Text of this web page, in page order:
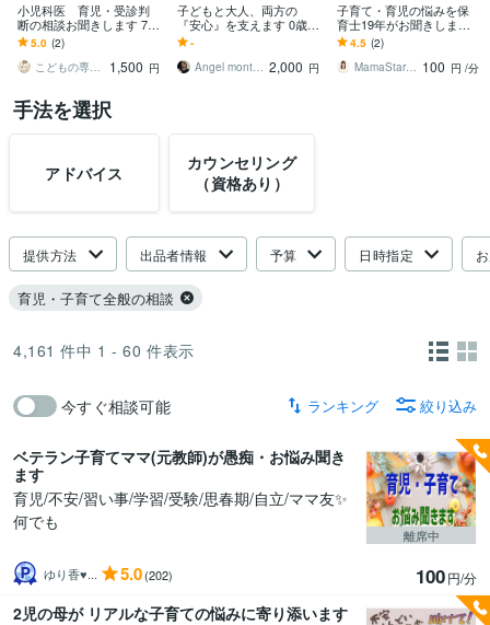
小児科医 育児・受診判
断の相談お聞きします 7月
中 期間限定特別価格で
受け付けます
5.0 (2)
こどもの専門医 まる先生
1,500 円
子どもと大人、両方の
『安心』を支えます 0歳〜
6歳までの子育てサポート
-
Angel montessori 2,000 円
子育て・育児の悩みを保
育士19年がお聞きします
育児／子育て／しつけ／
イヤイヤ期／反抗期育児
／発達
4.5 (2)
MamaStart｜保育士19年 100 円 /分
手法を選択
アドバイス
カウンセリング
（資格あり）
提供方法 出品者情報 予算 日時指定
育児・子育て全般の相談
4,161 件中 1 - 60 件表示
今すぐ相談可能 ランキング 絞り込み
ベテラン子育てママ(元教師)が愚痴・お悩み聞き
ます
育児/不安/習い事/学習/受験/思春期/自立/ママ友✨
何でも
ゆり香♥️... 5.0(202) 100円/分
離席中
2児の母が リアルな子育ての悩みに寄り添います